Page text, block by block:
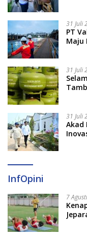
31 Juli
PT
Maju
31 Juli
31 Juli
Akad
InfOpini
7